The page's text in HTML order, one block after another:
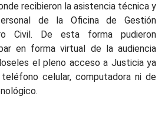
recibieron la asistencia técnica y
de la Oficina de Gestión
Civil. De esta forma pudieron
en forma virtual de la audiencia
el pleno acceso a Justicia ya
celular, computadora ni de